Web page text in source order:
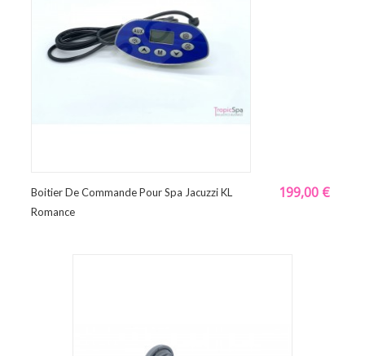
Boitier De Commande Pour Spa Jacuzzi KL
Romance
199,00 €